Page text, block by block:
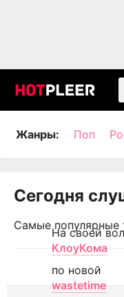
Жанры: Поп
Сегодня
Самые популярные
На своей
КлоуКома
по новой
wastetime